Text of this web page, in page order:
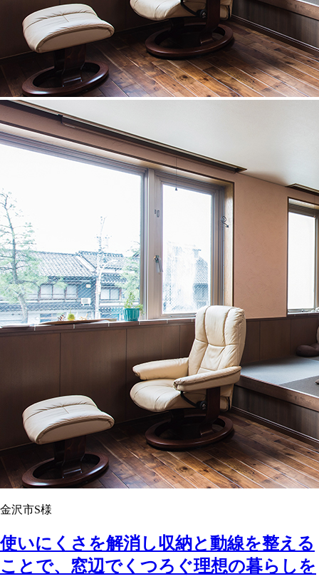
金沢市S様
使いにくさを解消し収納と動線を整える
ことで、窓辺でくつろぐ理想の暮らしを